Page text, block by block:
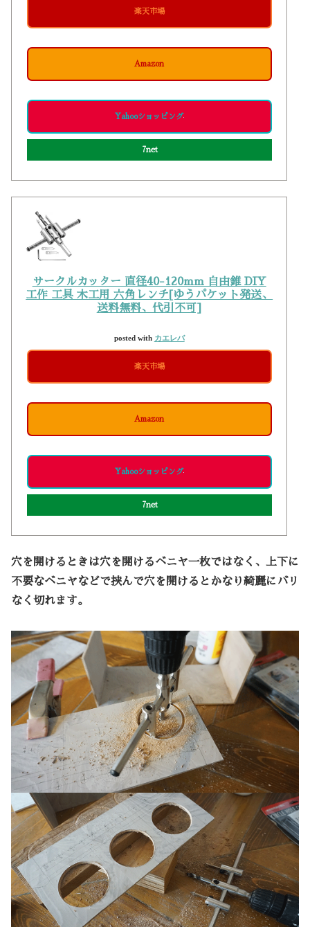
楽天市場
Amazon
Yahooショッピング
7net
サークルカッター 直径40-120mm 自由錐 DIY
工作 工具 木工用 六角レンチ[ゆうパケット発送、
送料無料、代引不可]
posted with カエレバ
楽天市場
Amazon
Yahooショッピング
7net
穴を開けるときは穴を開けるベニヤ一枚ではなく、上下に
不要なベニヤなどで挟んで穴を開けるとかなり綺麗にバリ
なく切れます。